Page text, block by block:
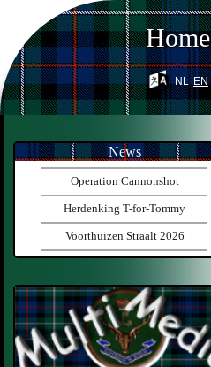
Home
nl en
News
Operation Cannonshot
Herdenking T-for-Tommy
Voorthuizen Straalt 2026